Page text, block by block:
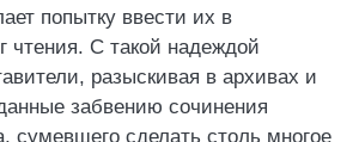
попытку ввести их в
чтения. С такой надеждой
разыскивая в архивах и
забвению сочинения
сумевшего сделать столь многое